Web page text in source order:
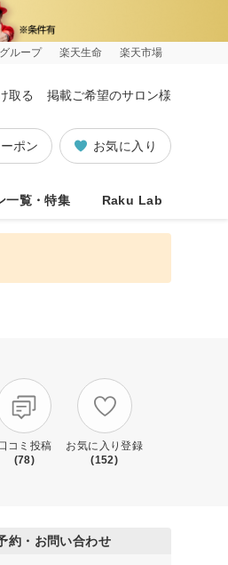
ループ 楽天生命 楽天市場
取る 掲載ご希望のサロン様
お気に入り
ポン
一覧・特集 Raku Lab
コミ投稿
(78)
お気に入り登録
(152)
約・お問い合わせ